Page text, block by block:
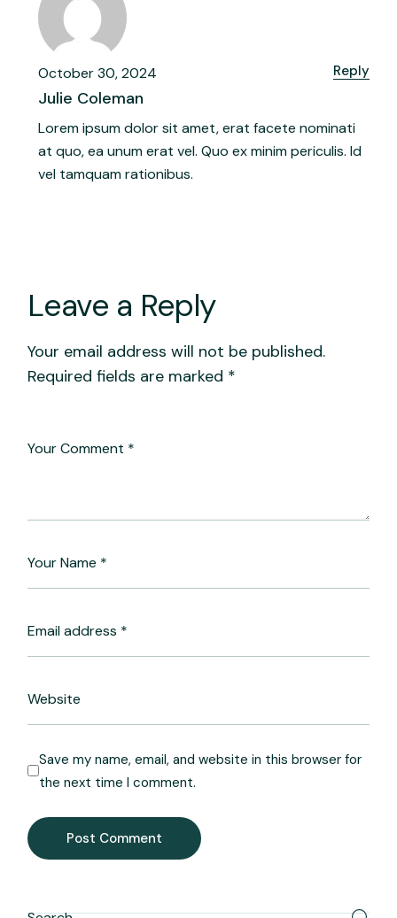
October 30, 2024 Reply
Julie Coleman
Lorem ipsum dolor sit amet, erat facete nominati
at quo, ea unum erat vel. Quo ex minim periculis. Id
vel tamquam rationibus.
Leave a Reply
Your email address will not be published.
Required fields are marked *
Save my name, email, and website in this browser for
the next time I comment.
Post Comment